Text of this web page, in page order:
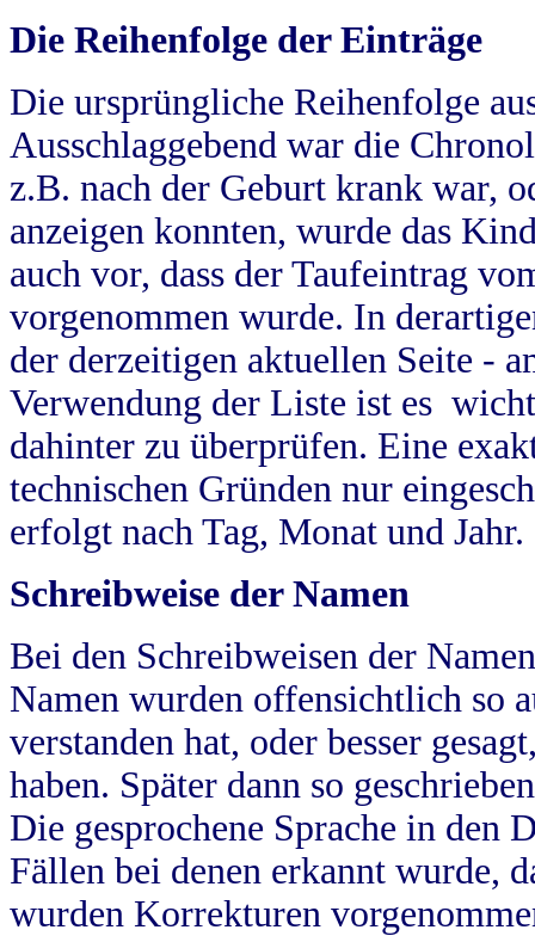
Die Reihenfolge der Einträge
Die ursprüngliche Reihenfolge
Ausschlaggebend war die
z.B. nach der Geburt krank war,
anzeigen konnten, wurde das
auch vor, dass der Taufeintrag
vorgenommen wurde. In
der derzeitigen aktuellen Seite -
Verwendung der Liste ist es
dahinter zu überprüfen. Eine
technischen Gründen nur
erfolgt nach Tag, Monat und Jahr.
Schreibweise der Namen
Bei den Schreibweisen der
Namen wurden offensichtlich so
verstanden hat, oder besser
haben. Später dann so
Die gesprochene Sprache in
Fällen bei denen erkannt wurde,
wurden Korrekturen